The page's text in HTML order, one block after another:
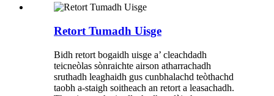
Retort Tumadh Uisge
Bidh retort bogaidh uisge a’ cleachdadh
teicneòlas sònraichte airson atharrachadh
sruthadh leaghaidh gus cunbhalachd teòthachd
taobh a-staigh soitheach an retort a leasachadh.